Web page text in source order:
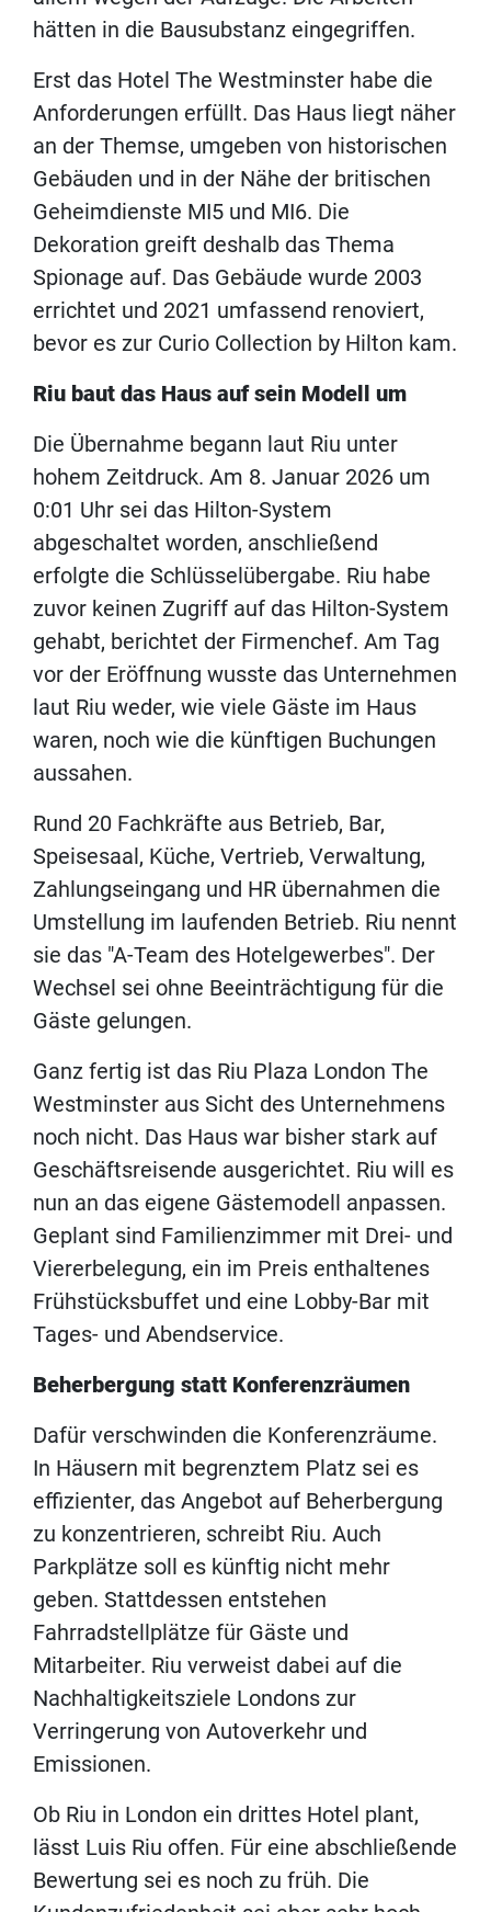
hätten in die Bausubstanz eingegriffen.
Erst das Hotel The Westminster habe die
Anforderungen erfüllt. Das Haus liegt näher
an der Themse, umgeben von historischen
Gebäuden und in der Nähe der britischen
Geheimdienste MI5 und MI6. Die
Dekoration greift deshalb das Thema
Spionage auf. Das Gebäude wurde 2003
errichtet und 2021 umfassend renoviert,
bevor es zur Curio Collection by Hilton kam.
Riu baut das Haus auf sein Modell um
Die Übernahme begann laut Riu unter
hohem Zeitdruck. Am 8. Januar 2026 um
0:01 Uhr sei das Hilton-System
abgeschaltet worden, anschließend
erfolgte die Schlüsselübergabe. Riu habe
zuvor keinen Zugriff auf das Hilton-System
gehabt, berichtet der Firmenchef. Am Tag
vor der Eröffnung wusste das Unternehmen
laut Riu weder, wie viele Gäste im Haus
waren, noch wie die künftigen Buchungen
aussahen.
Rund 20 Fachkräfte aus Betrieb, Bar,
Speisesaal, Küche, Vertrieb, Verwaltung,
Zahlungseingang und HR übernahmen die
Umstellung im laufenden Betrieb. Riu nennt
sie das "A-Team des Hotelgewerbes". Der
Wechsel sei ohne Beeinträchtigung für die
Gäste gelungen.
Ganz fertig ist das Riu Plaza London The
Westminster aus Sicht des Unternehmens
noch nicht. Das Haus war bisher stark auf
Geschäftsreisende ausgerichtet. Riu will es
nun an das eigene Gästemodell anpassen.
Geplant sind Familienzimmer mit Drei- und
Viererbelegung, ein im Preis enthaltenes
Frühstücksbuffet und eine Lobby-Bar mit
Tages- und Abendservice.
Beherbergung statt Konferenzräumen
Dafür verschwinden die Konferenzräume.
In Häusern mit begrenztem Platz sei es
effizienter, das Angebot auf Beherbergung
zu konzentrieren, schreibt Riu. Auch
Parkplätze soll es künftig nicht mehr
geben. Stattdessen entstehen
Fahrradstellplätze für Gäste und
Mitarbeiter. Riu verweist dabei auf die
Nachhaltigkeitsziele Londons zur
Verringerung von Autoverkehr und
Emissionen.
Ob Riu in London ein drittes Hotel plant,
lässt Luis Riu offen. Für eine abschließende
Bewertung sei es noch zu früh. Die